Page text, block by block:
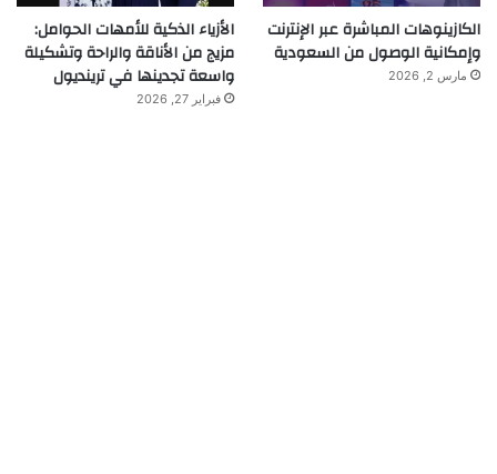
الكازينوهات المباشرة عبر الإنترنت
وإمكانية الوصول من السعودية
مارس 2, 2026
الأزياء الذكية للأمهات الحوامل:
مزيج من الأناقة والراحة وتشكيلة
واسعة تجدينها في ترينديول
فبراير 27, 2026